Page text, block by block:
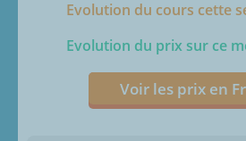
Evolution du cours cette
Evolution du prix sur ce
Voir les prix en